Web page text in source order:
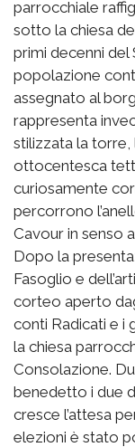
parrocchiale
sotto la chiesa
primi decenni
popolazione
assegnato al
rappresenta
stilizzata la torre,
ottocentesca
curiosamente
percorrono
Cavour in senso
Dopo la
Fasoglio e
corteo aperto
conti Radicati e i
la chiesa
Consolazione.
benedetto i due
cresce l’attesa
elezioni è stato